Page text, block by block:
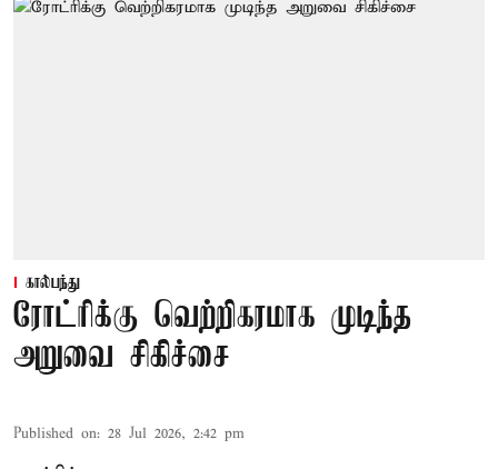
கால்பந்து
ரோட்ரிக்கு வெற்றிகரமாக முடிந்த
அறுவை சிகிச்சை
Published on: 28 Jul 2026, 2:42 pm